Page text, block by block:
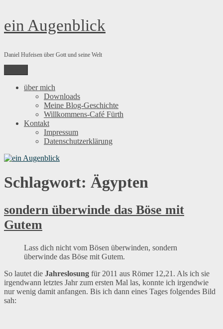
Zum
Inhalt
ein Augenblick
Daniel Hufeisen über Gott und seine Welt
über mich
Downloads
Meine Blog-Geschichte
Willkommens-Café Fürth
Kontakt
Impressum
Datenschutzerklärung
Schlagwort: Ägypten
sondern überwinde das Böse mit
Gutem
Lass dich nicht vom Bösen überwinden, sondern
überwinde das Böse mit Gutem.
So lautet die Jahreslosung für 2011 aus Römer 12,21. Als ich sie
irgendwann letztes Jahr zum ersten Mal las, konnte ich irgendwie
nur wenig damit anfangen. Bis ich dann eines Tages folgendes Bild
sah: